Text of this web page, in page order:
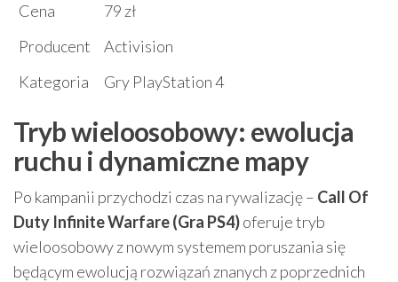
Cena
79 zł
Producent
Activision
Kategoria
Gry PlayStation 4
Tryb wieloosobowy: ewolucja
ruchu i dynamiczne mapy
Po kampanii przychodzi czas na rywalizację – Call Of
Duty Infinite Warfare (Gra PS4)oferuje tryb
wieloosobowy z nowym systemem poruszania się
będącym ewolucją rozwiązań znanych z poprzednich